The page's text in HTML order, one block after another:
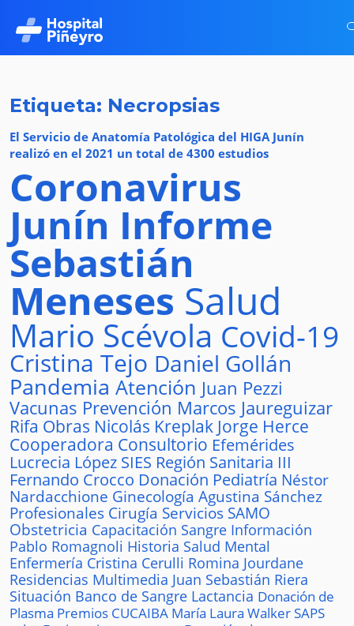
Etiqueta: Necropsias
El Servicio de Anatomía Patológica del HIGA Junín
realizó en el 2021 un total de 4300 estudios
Coronavirus
Junín Informe
Sebastián
Meneses Salud
Mario Scévola Covid-19
Cristina Tejo Daniel Gollán
Pandemia Atención Juan Pezzi
Vacunas Prevención Marcos Jaureguizar
Rifa Obras Nicolás Kreplak Jorge Herce
Cooperadora Consultorio Efemérides
Lucrecia López SIES Región Sanitaria III
Fernando Crocco Donación Pediatría Néstor
Nardacchione Ginecología Agustina Sánchez
Profesionales Cirugía Servicios SAMO
Obstetricia Capacitación Sangre Información
Pablo Romagnoli Historia Salud Mental
Enfermería Cristina Cerulli Romina Jourdane
Residencias Multimedia Juan Sebastián Riera
Situación Banco de Sangre Lactancia Donación de
Plasma Premios CUCAIBA María Laura WalkerSAPS